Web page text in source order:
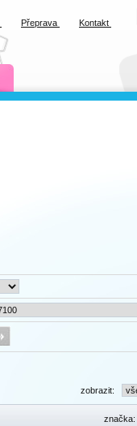
zobrazit:
značka:
Přeprava Kontakt